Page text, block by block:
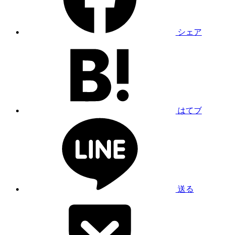
シェア
はてブ
送る